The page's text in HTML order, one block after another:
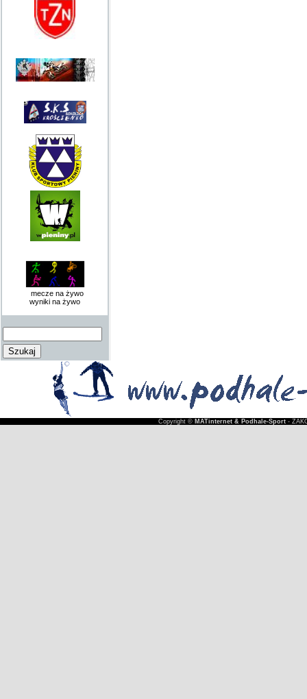
mecze na żywo
wyniki na żywo
Copyright © MATinternet & Podhale-Sport-